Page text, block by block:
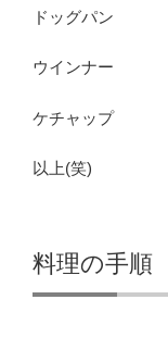
ドッグパン
ウインナー
ケチャップ
以上(笑)
料理の手順